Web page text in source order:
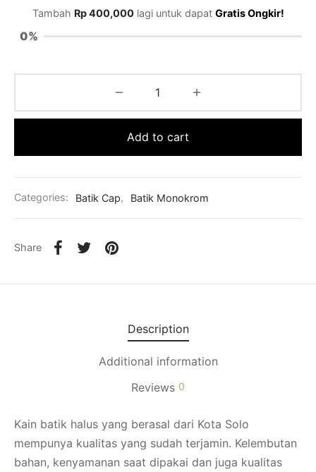
Tambah Rp400,000lagi untuk dapat Gratis Ongkir!
0%
Add to cart
Categories: Batik Cap, Batik Monokrom
Share
Description
Additional information
Reviews 0
Kain batik halus yang berasal dari Kota Solo
mempunya kualitas yang sudah terjamin. Kelembutan
bahan, kenyamanan saat dipakai dan juga kualitas